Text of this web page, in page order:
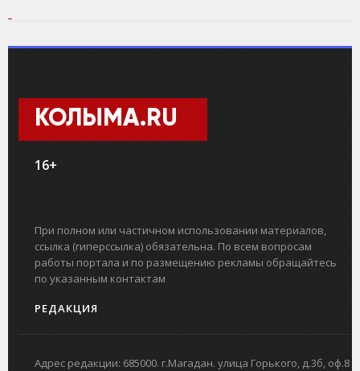
КОЛЫМА.RU
16+
При полном или частичном использовании материалов,
ссылка (гиперссылка) обязательна. По всем вопросам
работы портала и по размещению рекламы обращайтесь
по указанным контактам
РЕДАКЦИЯ
Адрес редакции: 685000. г.Магадан. улица Горького, д.3б, оф.8